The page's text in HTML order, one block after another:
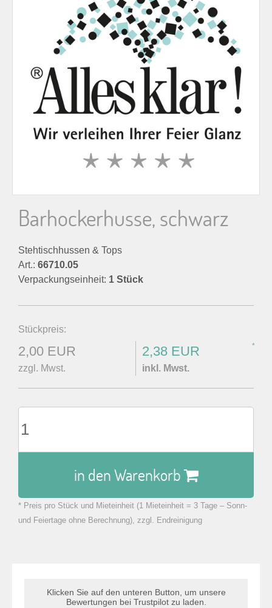
a
h
Barhockerhusse, schwarz
Stehtischhussen & Tops
Art.: 66710.05
Verpackungseinheit: 1 Stück
Stückpreis:
2,00 EUR
zzgl. Mwst.
2,38 EUR *
inkl. Mwst.
in den Warenkorb
zu Warenkorb hinzugefügt.
* Preis pro Stück und Mieteinheit (1 Mieteinheit = 3 Tage – Sonn-
und Feiertage ohne Berechnung), zzgl. Endreinigung
Klicken Sie auf den unteren Button, um unsere
Bewertungen bei Trustpilot zu laden.